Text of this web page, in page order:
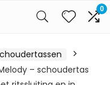
0
– schoudertas